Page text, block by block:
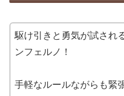
駆け引きと勇気が試され
ンフェルノ！
手軽なルールながらも緊